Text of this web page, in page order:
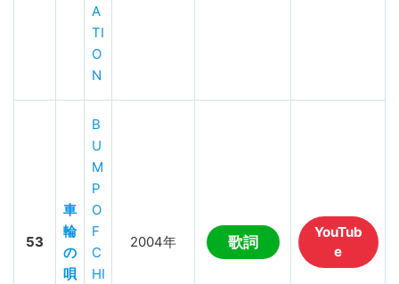
A
TI
O
N
53
車
輪
の
唄
B
U
M
P
O
F
C
HI
2004年 歌詞
YouTub
e